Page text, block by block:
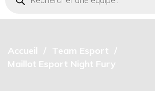
Accueil
Team Esport
Maillot Esport Night Fury